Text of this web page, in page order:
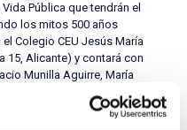
Pública que tendrán el
los mitos 500 años
Colegio CEU Jesús María
15, Alicante) y contará con
Munilla Aguirre, María
Oceja, María Saavedra